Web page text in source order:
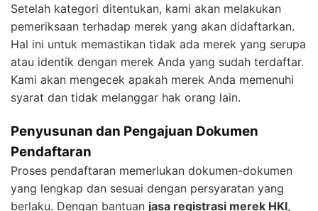
Setelah kategori ditentukan, kami akan melakukan
pemeriksaan terhadap merek yang akan didaftarkan.
Hal ini untuk memastikan tidak ada merek yang serupa
atau identik dengan merek Anda yang sudah terdaftar.
Kami akan mengecek apakah merek Anda memenuhi
syarat dan tidak melanggar hak orang lain.
Penyusunan dan Pengajuan Dokumen
Pendaftaran
Proses pendaftaran memerlukan dokumen-dokumen
yang lengkap dan sesuai dengan persyaratan yang
berlaku. Dengan bantuan jasa registrasi merek HKI,